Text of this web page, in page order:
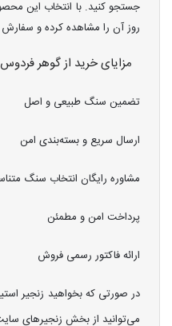
جستجو کنید. با انتخاب این
روز آن را مشاهده کرده و
مزایای خرید از گوهر
تضمین سنگ طبیعی و اصل
ارسال سریع و بسته‌بندی امن
مشاوره رایگان انتخاب سنگ
پرداخت امن و مطمئن
ارائه فاکتور رسمی فروش
در صورتی که بخواهید زنجیر
می‌توانید از بخش زنجیرهای